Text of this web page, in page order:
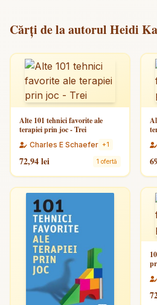
Cărți de la autorul Heidi
Alte 101 tehnici favorite ale
terapiei prin joc - Trei
Charles E Schaefer +1
72,94 lei 1 ofertă